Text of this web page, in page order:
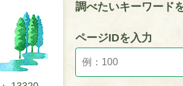
調べたいキーワード
ページIDを入力